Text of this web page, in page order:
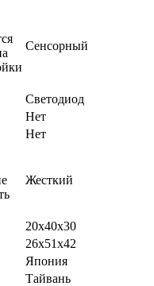
Сенсорный
Светодиод
Нет
Нет
Жесткий
20х40х30
26х51х42
Япония
Тайвань